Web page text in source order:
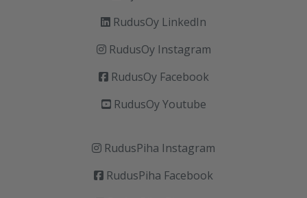
RudusOy LinkedIn
RudusOy Instagram
RudusOy Facebook
RudusOy Youtube
RudusPiha Instagram
RudusPiha Facebook